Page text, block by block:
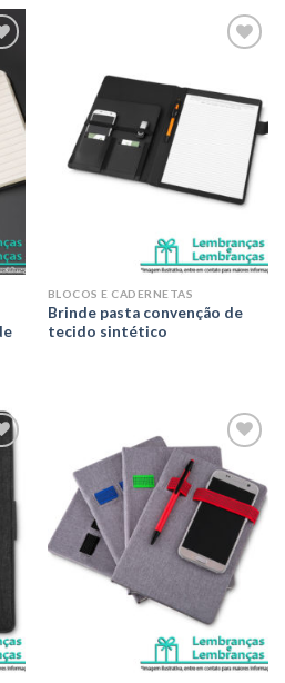
desejos
BLOCOS E CADERNETAS
Brinde pasta convenção de
tecido sintético
Adicionar
aos meus
desejos